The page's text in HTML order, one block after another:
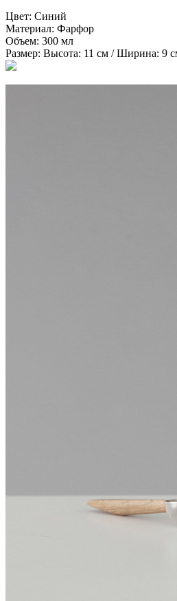
Цвет: Синий
Материал: Фарфор
Объем: 300 мл
Размер: Высота: 11 см / Ширина: 9